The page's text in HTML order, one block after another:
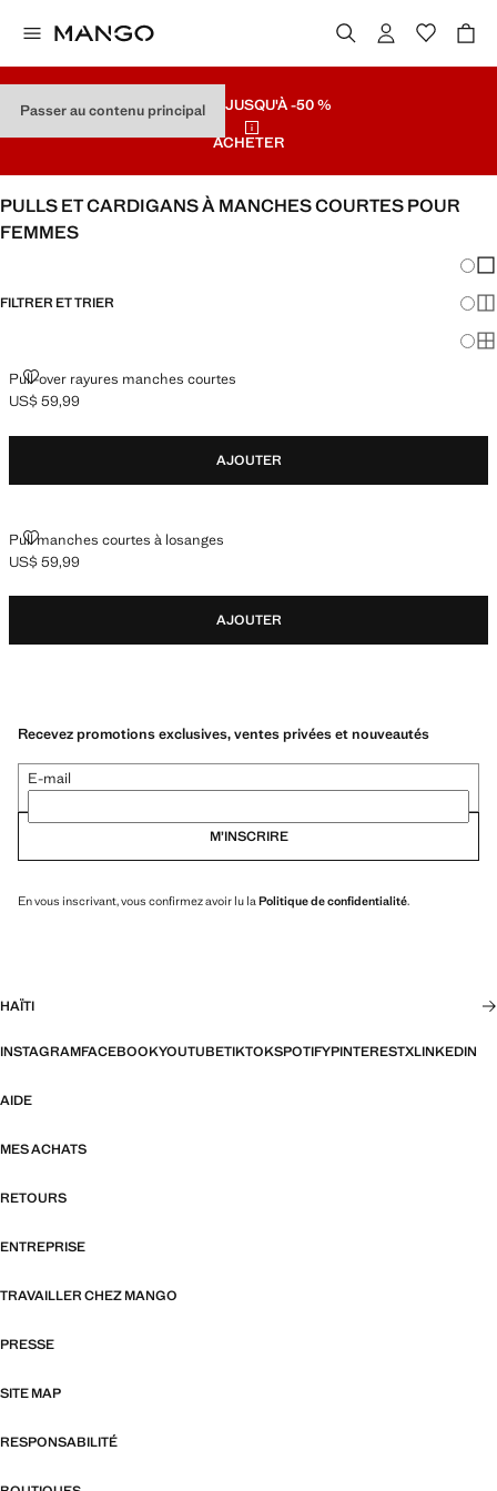
Passer au contenu principal
SOLDES JUSQU'À -50 %
ACHETER
PULLS ET CARDIGANS À MANCHES COURTES POUR
FEMMES
FILTRER ET TRIER
Pull-over rayures manches courtes
PULL-OVER RAYURES MANCHES COURTES
Prix actuel [US$ 59,99 ]
US$ 59,99
AJOUTER
Pull manches courtes à losanges
PULL MANCHES COURTES À LOSANGES
Prix actuel [US$ 59,99 ]
US$ 59,99
AJOUTER
Recevez promotions exclusives, ventes privées et nouveautés
E-mail
M’INSCRIRE
En vous inscrivant, vous confirmez avoir lu la Politique de confidentialité.
HAÏTI
INSTAGRAMFACEBOOKYOUTUBETIKTOKSPOTIFYPINTERESTXLINKEDIN
AIDE
MES ACHATS
RETOURS
ENTREPRISE
TRAVAILLER CHEZ MANGO
PRESSE
SITE MAP
RESPONSABILITÉ